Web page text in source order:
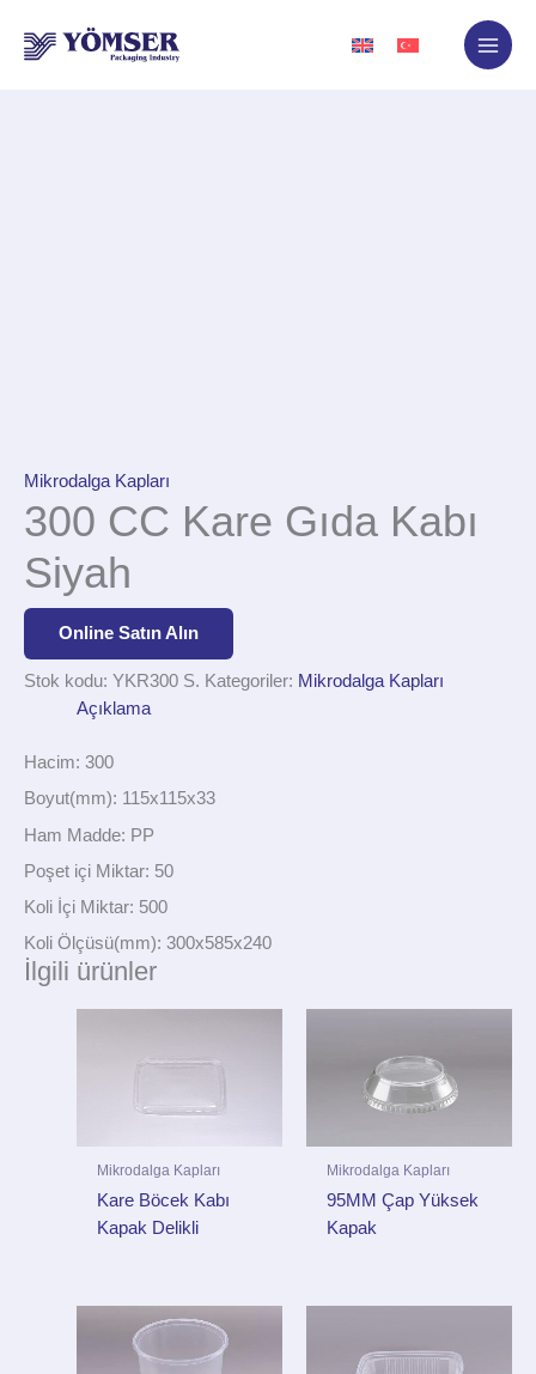
atla
Mikrodalga Kapları
300 CC Kare Gıda Kabı
Siyah
Online Satın Alın
Stok kodu: YKR300 S. Kategoriler: Mikrodalga Kapları
Açıklama
Hacim: 300
Boyut(mm): 115x115x33
Ham Madde: PP
Poşet içi Miktar: 50
Koli İçi Miktar: 500
Koli Ölçüsü(mm): 300x585x240
İlgili ürünler
Mikrodalga Kapları
Kare Böcek Kabı
Kapak Delikli
Mikrodalga Kapları
95MM Çap Yüksek
Kapak